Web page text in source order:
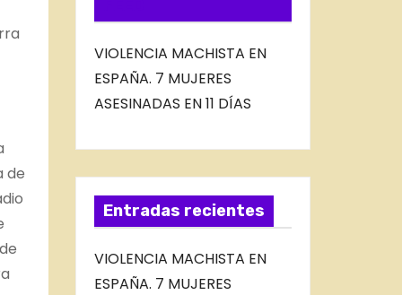
de
VIOLENCIA MACHISTA EN
ESPAÑA. 7 MUJERES
ASESINADAS EN 11 DÍAS
Entradas recientes
VIOLENCIA MACHISTA EN
ESPAÑA. 7 MUJERES